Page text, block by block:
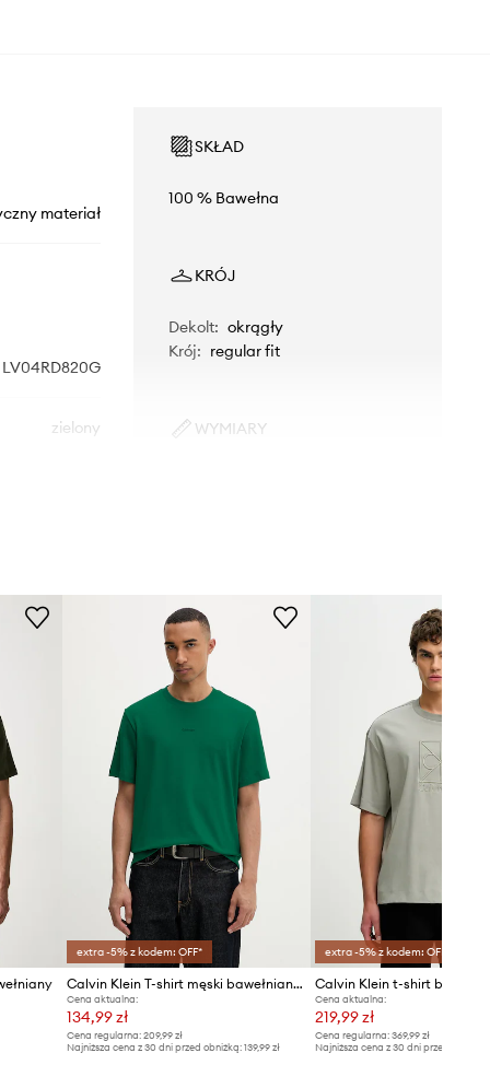
materiał
LV04RD820G
zielony
SKŁAD
100 % Bawełna
KRÓJ
Dekolt: okrągły
Krój: regular fit
WYMIARY
Tabela rozmiarów
extra -5% z kodem: OFF*
Calvin Klein T-shirt męski bawełniany z elastanem
Cena aktualna:
134,99 zł
Cena regularna:209,99 zł
Najniższa cena z 30 dni przed obniżką:139,99 zł
extra -5% z kodem: OFF*
Calvin Klein t-shirt
Cena aktualna:
219,99 zł
Cena regularna: 369,99 zł
Najniższa cena z 30 dni przed obniżką: